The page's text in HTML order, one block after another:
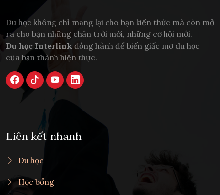
Du học không chỉ mang lại cho bạn kiến thức mà còn mở
ra cho bạn những chân trời mới, những cơ hội mới.
Du học Interlink đồng hành để biến giấc mơ du học
của bạn thành hiện thực.
Liên kết nhanh
Du học
Học bổng